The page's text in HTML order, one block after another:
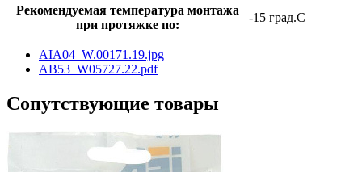
Рекомендуемая температура монтажа
при протяжке по:
-15 град.C
AIA04_W.00171.19.jpg
AB53_W05727.22.pdf
Сопутствующие товары